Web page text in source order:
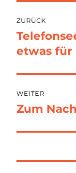
ZURÜCK
Vorheriger
Beitrag:
etwas für
WEITER
Nächster
Zum